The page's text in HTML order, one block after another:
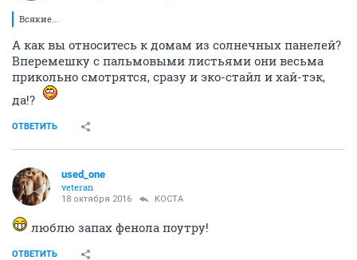
Всякие...
А как вы относитесь к домам из солнечных панелей?
Вперемешку с пальмовыми листьями они весьма
прикольно смотрятся, сразу и эко-стайл и хай-тэк,
да!?
ОТВЕТИТЬ
used_one
veteran
18 октября 2016 KOCTA
люблю запах фенола поутру!
ОТВЕТИТЬ